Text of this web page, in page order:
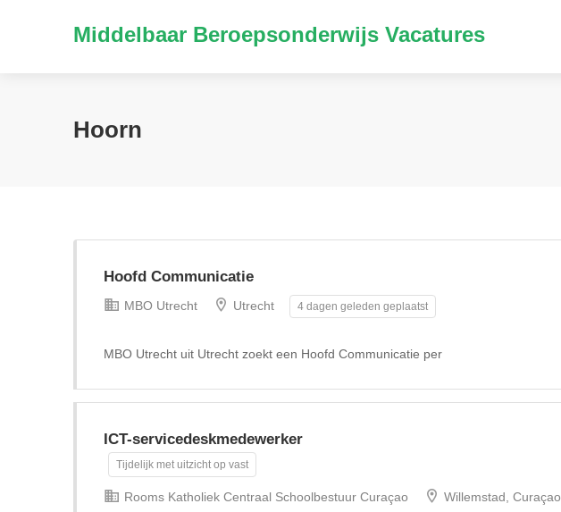
Middelbaar Beroepsonderwijs Vacatures
Hoorn
Hoofd Communicatie
MBO Utrecht Utrecht 4 dagen geleden geplaatst
MBO Utrecht uit Utrecht zoekt een Hoofd Communicatie per
ICT-servicedeskmedewerker
Tijdelijk met uitzicht op vast
Rooms Katholiek Centraal Schoolbestuur Curaçao Willemstad, Curaçao